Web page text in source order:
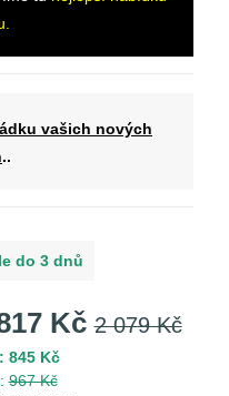
vašich nových
..
do 3 dnů
Kč2 079 Kč
: 845 Kč
967 Kč